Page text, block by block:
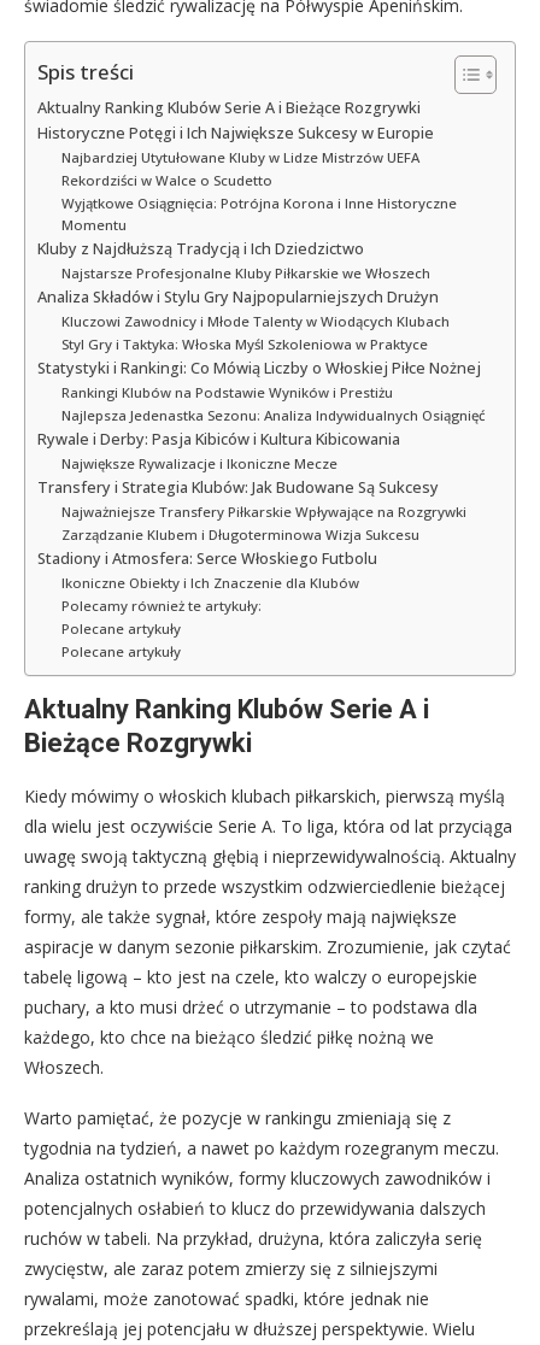
świadomie śledzić rywalizację na Półwyspie Apenińskim.
Spis treści
Aktualny Ranking Klubów Serie A i Bieżące Rozgrywki
Historyczne Potęgi i Ich Największe Sukcesy w Europie
Najbardziej Utytułowane Kluby w Lidze Mistrzów UEFA
Rekordziści w Walce o Scudetto
Wyjątkowe Osiągnięcia: Potrójna Korona i Inne Historyczne
Momentu
Kluby z Najdłuższą Tradycją i Ich Dziedzictwo
Najstarsze Profesjonalne Kluby Piłkarskie we Włoszech
Analiza Składów i Stylu Gry Najpopularniejszych Drużyn
Kluczowi Zawodnicy i Młode Talenty w Wiodących Klubach
Styl Gry i Taktyka: Włoska Myśl Szkoleniowa w Praktyce
Statystyki i Rankingi: Co Mówią Liczby o Włoskiej Piłce Nożnej
Rankingi Klubów na Podstawie Wyników i Prestiżu
Najlepsza Jedenastka Sezonu: Analiza Indywidualnych Osiągnięć
Rywale i Derby: Pasja Kibiców i Kultura Kibicowania
Największe Rywalizacje i Ikoniczne Mecze
Transfery i Strategia Klubów: Jak Budowane Są Sukcesy
Najważniejsze Transfery Piłkarskie Wpływające na Rozgrywki
Zarządzanie Klubem i Długoterminowa Wizja Sukcesu
Stadiony i Atmosfera: Serce Włoskiego Futbolu
Ikoniczne Obiekty i Ich Znaczenie dla Klubów
Polecamy również te artykuły:
Polecane artykuły
Polecane artykuły
Aktualny Ranking Klubów Serie A i
Bieżące Rozgrywki
Kiedy mówimy o włoskich klubach piłkarskich, pierwszą myślą
dla wielu jest oczywiście Serie A. To liga, która od lat przyciąga
uwagę swoją taktyczną głębią i nieprzewidywalnością. Aktualny
ranking drużyn to przede wszystkim odzwierciedlenie bieżącej
formy, ale także sygnał, które zespoły mają największe
aspiracje w danym sezonie piłkarskim. Zrozumienie, jak czytać
tabelę ligową – kto jest na czele, kto walczy o europejskie
puchary, a kto musi drżeć o utrzymanie – to podstawa dla
każdego, kto chce na bieżąco śledzić piłkę nożną we
Włoszech.
Warto pamiętać, że pozycje w rankingu zmieniają się z
tygodnia na tydzień, a nawet po każdym rozegranym meczu.
Analiza ostatnich wyników, formy kluczowych zawodników i
potencjalnych osłabień to klucz do przewidywania dalszych
ruchów w tabeli. Na przykład, drużyna, która zaliczyła serię
zwycięstw, ale zaraz potem zmierzy się z silniejszymi
rywalami, może zanotować spadki, które jednak nie
przekreślają jej potencjału w dłuższej perspektywie. Wielu